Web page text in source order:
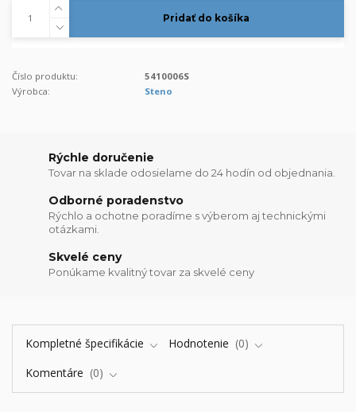
Pridať do košíka
Číslo produktu:
5410006S
Výrobca:
Steno
Rýchle doručenie
Tovar na sklade odosielame do 24 hodín od objednania.
Odborné poradenstvo
Rýchlo a ochotne poradíme s výberom aj technickými
otázkami.
Skvelé ceny
Ponúkame kvalitný tovar za skvelé ceny
Kompletné špecifikácie Hodnotenie
0
Komentáre
0